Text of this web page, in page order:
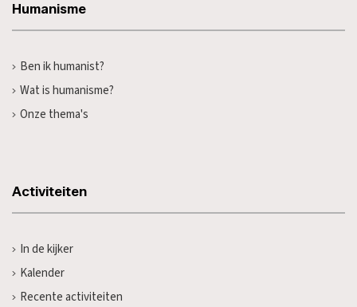
Humanisme
Ben ik humanist?
Wat is humanisme?
Onze thema's
Activiteiten
In de kijker
Kalender
Recente activiteiten